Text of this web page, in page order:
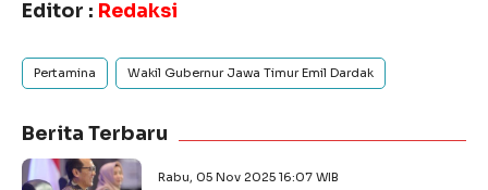
Editor : Redaksi
Pertamina Wakil Gubernur Jawa Timur Emil Dardak
Berita Terbaru
Rabu, 05 Nov 2025 16:07 WIB